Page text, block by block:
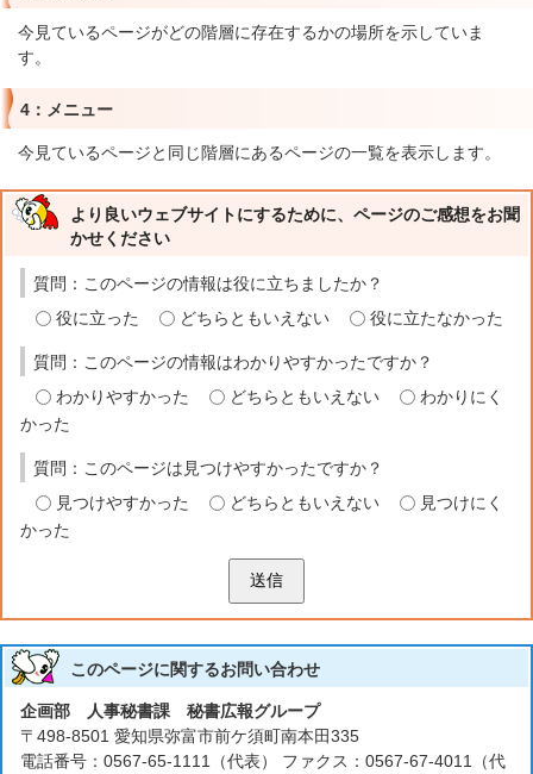
今見ているページがどの階層に存在するかの場所を示していま
す。
4：メニュー
今見ているページと同じ階層にあるページの一覧を表示します。
より良いウェブサイトにするために、ページのご感想をお聞
かせください
質問：このページの情報は役に立ちましたか？
役に立った
どちらともいえない 役に立たなかった
質問：このページの情報はわかりやすかったですか？
わかりやすかった
どちらともいえない
わかりにく
かった
質問：このページは見つけやすかったですか？
見つけやすかった
どちらともいえない
見つけにく
かった
送信
このページに関するお問い合わせ
企画部 人事秘書課 秘書広報グループ
〒498-8501 愛知県弥富市前ケ須町南本田335
電話番号：0567-65-1111（代表） ファクス：0567-67-4011（代